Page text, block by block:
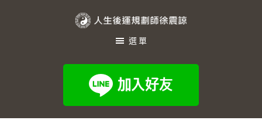
規
選單